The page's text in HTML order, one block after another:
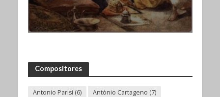
Compositores
Antonio Parisi (6) António Cartageno (7)